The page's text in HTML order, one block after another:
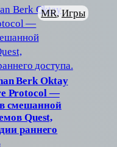
Berk Oktay
Protocol —
смешанной
Quest,
раннего
MR, Игры